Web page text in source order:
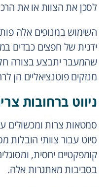
לסכן את הצוות או את
השימוש במנופים אלה
ידנית של חפצים כבדים
שהמעבר יתבצע בצורה
מנזקים פוטנציאליים הן
ניווט ברחובות
סמטאות צרות ומכשולים
סיוט עבור צוותי הובלות
קומפקטיים יחסית,
בסביבות מאתגרות אלה.